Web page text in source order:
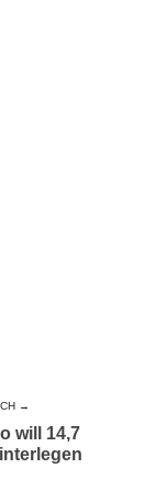
→
will 14,7